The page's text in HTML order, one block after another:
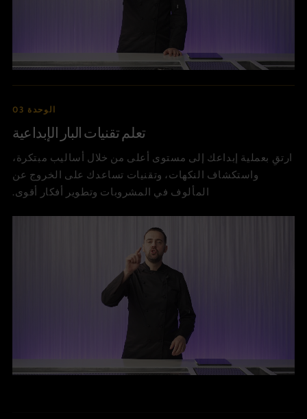
الوحدة 03
تعلم تقنيات البار الإبداعية
ارتقِ بعملية إبداعك إلى مستوى أعلى من خلال أساليب مبتكرة،
واستكشاف النكهات، وتقنيات تساعدك على الخروج عن
المألوف في المشروبات وتطوير أفكار أقوى.